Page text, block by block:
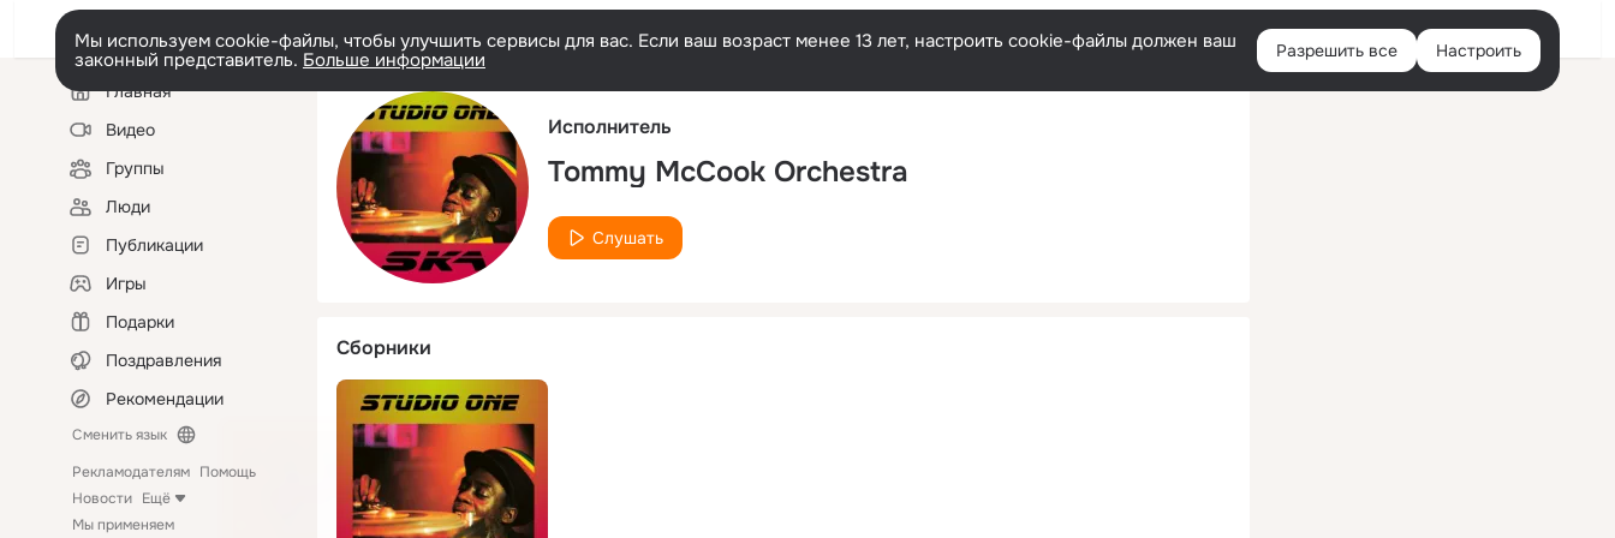
Русский Войти
Мы используем cookie-файлы, чтобы улучшить сервисы для вас. Если ваш возраст менее 13 лет, настроить cookie-файлы должен ваш
законный представитель. Больше информации Разрешить все Настроить
Левая
колонкаГлавная
Видео
Группы
Люди
Публикации
Игры
Подарки
Поздравления
Рекомендации
Сменить язык
Рекламодателям Помощь
Новости Ещё
Мы применяем
Исполнитель
Tommy McCook Orchestra
Слушать
Сборники